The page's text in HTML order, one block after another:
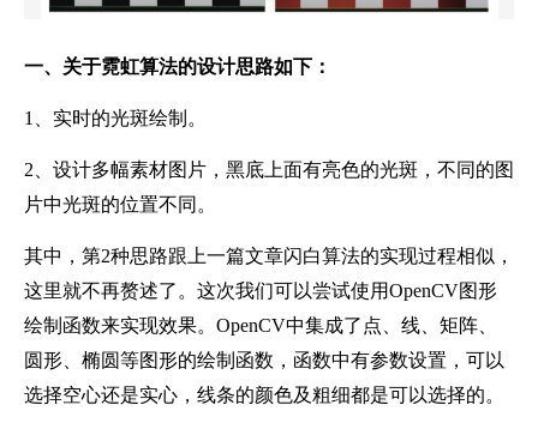
一、关于霓虹算法的设计思路如下：
1、实时的光斑绘制。
2、设计多幅素材图片，黑底上面有亮色的光斑，不同的图
片中光斑的位置不同。
其中，第2种思路跟上一篇文章闪白算法的实现过程相似，
这里就不再赘述了。这次我们可以尝试使用OpenCV图形
绘制函数来实现效果。OpenCV中集成了点、线、矩阵、
圆形、椭圆等图形的绘制函数，函数中有参数设置，可以
选择空心还是实心，线条的颜色及粗细都是可以选择的。